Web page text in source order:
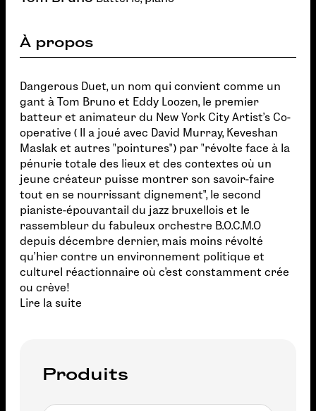
À propos
Dangerous Duet, un nom qui convient comme un
gant à Tom Bruno et Eddy Loozen, le premier
batteur et animateur du New York City Artist's Co-
operative ( Il a joué avec David Murray, Keveshan
Maslak et autres "pointures") par "révolte face à la
pénurie totale des lieux et des contextes où un
jeune créateur puisse montrer son savoir-faire
tout en se nourrissant dignement", le second
pianiste-épouvantail du jazz bruxellois et le
rassembleur du fabuleux orchestre B.O.C.M.O
depuis décembre dernier, mais moins révolté
qu'hier contre un environnement politique et
culturel réactionnaire où c'est constamment crée
ou crève!
Lire la suite
Produits